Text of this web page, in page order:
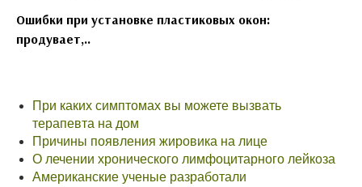
Ошибки при установке пластиковых окон:
продувает,..
При каких симптомах вы можете вызвать
терапевта на дом
Причины появления жировика на лице
О лечении хронического лимфоцитарного лейкоза
Американские ученые разработали